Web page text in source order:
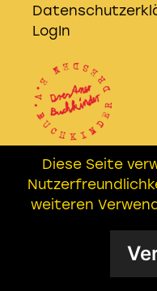
LogIn
Wir sind
EICHHÖRNER AG
Buchkinder e.V.
Diese Seite
weiteren